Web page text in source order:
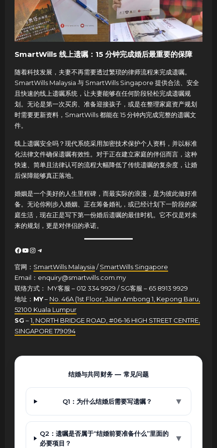
SmartWills 线上遗嘱：15 分钟完成婚后最重要的保障
随着科技发展，夫妻不再需要透过繁琐的律师流程来完成遗嘱。
SmartWills Malaysia 与 SmartWills Singapore 提供合法、安全
且快速的线上遗嘱系统，让夫妻能够在任何阶段轻松完成遗嘱规
划。无论是第一次买房、准备迎接孩子，或是在整理家庭资产规划
时需要更新资料，SmartWills 都能在 15 分钟内完成完整的遗嘱文
件。
线上遗嘱安全吗？现代系统采用加密技术保护个人资料，并以标准
化法律文件确保遗嘱有效性。对于正在建立家庭的伴侣而言，这种
快速、简单且法律认可的流程大幅降低了传统遗嘱的复杂度，让婚
后保障能够真正落地。
婚姻是一个美好的人生里程碑，而最实际的浪漫，是为彼此做好准
备。无论你刚步入婚姻、正在筹备婚礼，或已经计划下一阶段的家
庭生活，现在正是写下第一份婚后遗嘱的最佳时机。它不仅是对未
来的规划，更是对伴侣的承诺。
Facebook
YouTube
Instagram
Telegram
官网： SmartWills Malaysia /SmartWills Singapore
Email：enquiry@smartwills.com.my
联络方式： MY客服 – 012 334 9929 / SG客服 – 65 8913 9929
地址： MY– No. 46A (1st Floor, Jalan Ambong 1, Kepong Baru,
52100 Kuala Lumpur
SG –1, NORTH BRIDGE ROAD, #06-16 HIGH STREET CENTRE,
SINGAPORE 179094
结婚与共同财务 — 常见问题
Q1：为什么结婚后需要写遗嘱？ ▼
Q2：遗嘱是否属于“结婚前要准备什么”里面的
必要项目？
▼